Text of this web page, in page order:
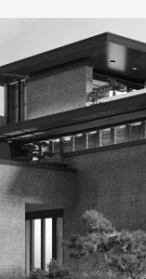
dung